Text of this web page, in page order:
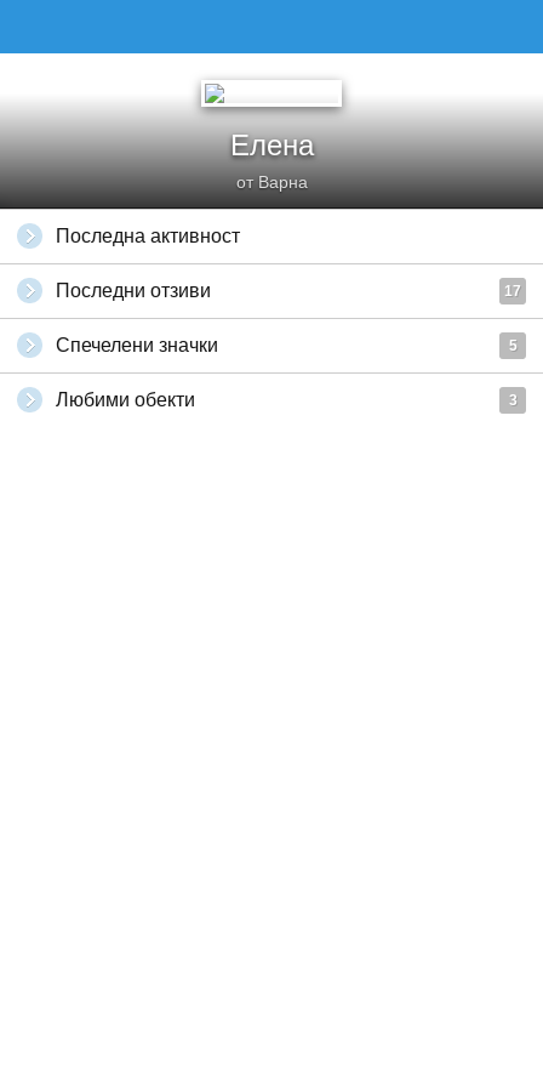
Елена
от Варна
Последна активност
Последни отзиви 17
Спечелени значки 5
Любими обекти 3